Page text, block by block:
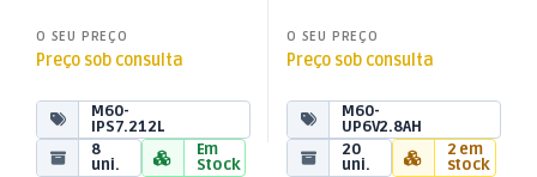
O SEU PREÇO
Preço sob consulta
M60-
IPS7.212L
8
uni.
Em
Stock
O SEU PREÇO
Preço sob consulta
M60-
UP6V2.8AH
20
uni.
2 em
stock